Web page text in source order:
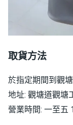
取貨方法
於指定期間到觀
地址: 觀塘道觀塘
營業時間: 一至五